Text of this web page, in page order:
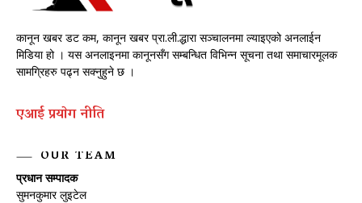
कानून खबर डट कम, कानून खबर प्रा.ली.द्धारा सञ्चालनमा ल्याइएको अनलाईन
मिडिया हो । यस अनलाइनमा कानूनसँग सम्बन्धित विभिन्न सूचना तथा समाचारमूलक
सामग्रिहरु पढ्न सक्नुहुने छ ।
एआई प्रयाेग नीति
OUR TEAM
प्रधान सम्पादक
सुमनकुमार लुइटेल